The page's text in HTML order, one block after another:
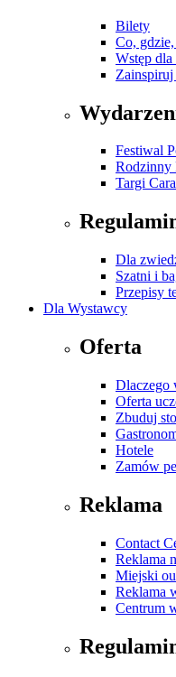
Bilety
Co,
Wstęp dla
Festiwal
Rodzinny
Targi
Dla
Szatni i
Przepisy
Dla Wystawcy
Oferta
Dlaczego
Oferta
Zbuduj
Hotele
Zamów
Reklama
Contact
Reklama
Miejski
Reklama
Centrum